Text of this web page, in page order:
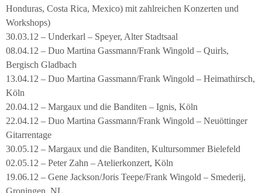
Honduras, Costa Rica, Mexico) mit zahlreichen Konzerten und
Workshops)
30.03.12 – Underkarl – Speyer, Alter Stadtsaal
08.04.12 – Duo Martina Gassmann/Frank Wingold – Quirls,
Bergisch Gladbach
13.04.12 – Duo Martina Gassmann/Frank Wingold – Heimathirsch,
Köln
20.04.12 – Margaux und die Banditen – Ignis, Köln
22.04.12 – Duo Martina Gassmann/Frank Wingold – Neuöttinger
Gitarrentage
30.05.12 – Margaux und die Banditen, Kultursommer Bielefeld
02.05.12 – Peter Zahn – Atelierkonzert, Köln
19.06.12 – Gene Jackson/Joris Teepe/Frank Wingold – Smederij,
Groningen, NL